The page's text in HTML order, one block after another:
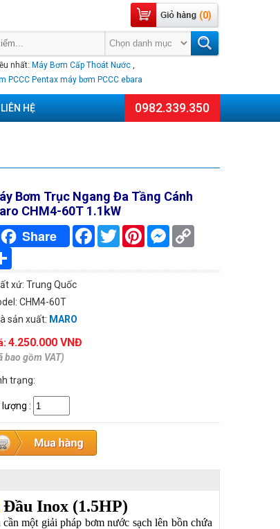
(0)
nhất: Máy Bơm Cấp Thoát Nước ,
PCCC Pentax máy bơm PCCC ebara
LIÊN HỆ 0982.339.350
Bơm Trục Ngang Đa Tầng Cánh
CHM4-60T 1.1kW
Share FacebookTwitterPinterestMessenger
xứ: Trung Quốc
CHM4-60T
sản xuất: MARO
4.250.000 VNĐ
bao gồm VAT)
trạng:
lượng :
Đầu Inox (1.5HP)
một giải pháp bơm nước sạch lên bồn chứa